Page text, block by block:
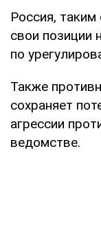
Россия,
свои позиции
по
Также
сохраняет
агрессии
ведомстве.